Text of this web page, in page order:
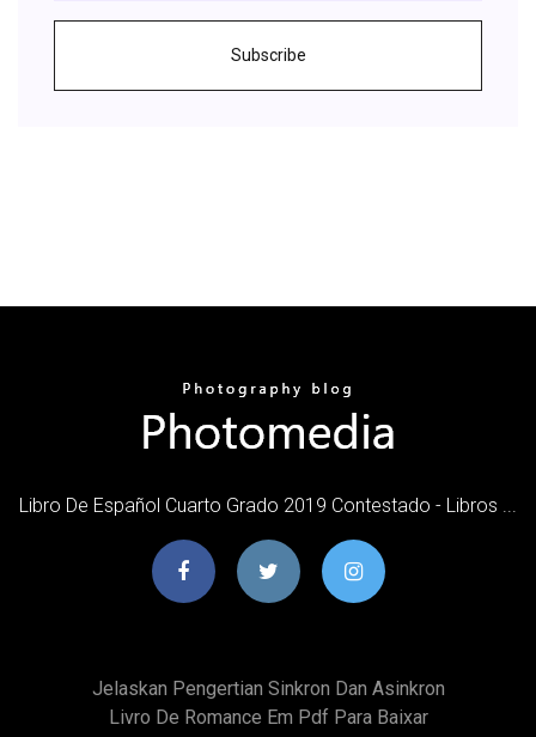
Subscribe
Libro De Español Cuarto Grado 2019 Contestado - Libros ...
Jelaskan Pengertian Sinkron Dan Asinkron
Livro De Romance Em Pdf Para Baixar